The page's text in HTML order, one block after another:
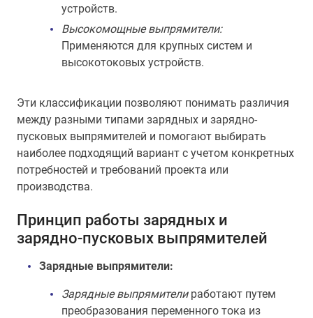
устройств.
Высокомощные выпрямители:
Применяются для крупных систем и
высокотоковых устройств.
Эти классификации позволяют понимать различия
между разными типами зарядных и зарядно-
пусковых выпрямителей и помогают выбирать
наиболее подходящий вариант с учетом конкретных
потребностей и требований проекта или
производства.
Принцип работы зарядных и
зарядно-пусковых выпрямителей
Зарядные выпрямители:
Зарядные выпрямителиработают путем
преобразования переменного тока из